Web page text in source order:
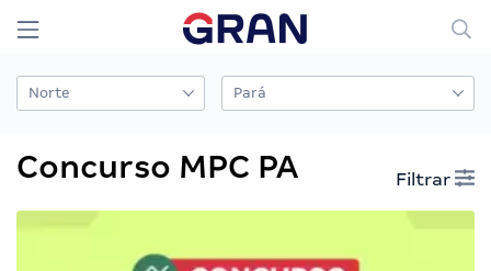
Concurso MPC PA Filtrar